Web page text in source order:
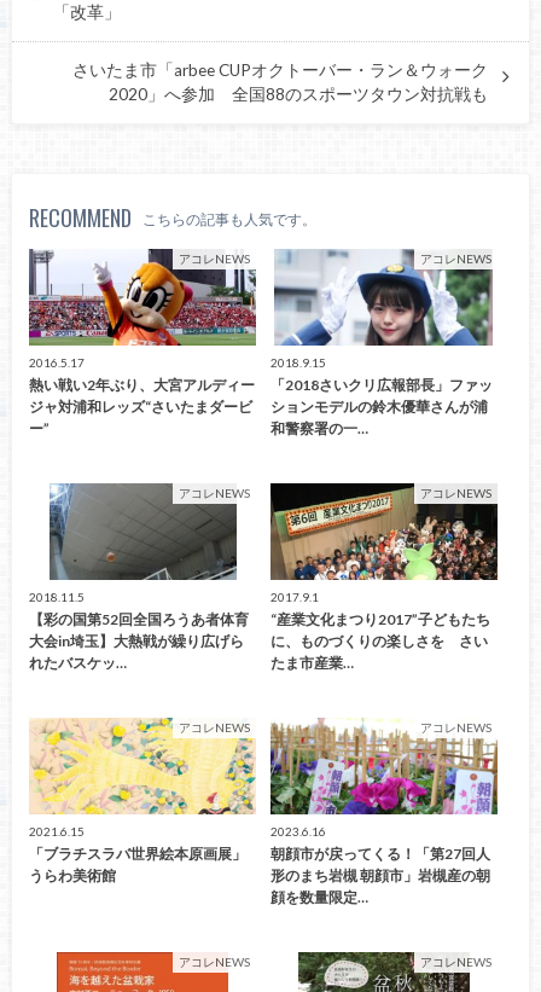
「改革」
さいたま市「arbee CUPオクトーバー・ラン＆ウォーク
2020」へ参加 全国88のスポーツタウン対抗戦も
RECOMMEND こちらの記事も人気です。
アコレNEWS
2016.5.17
熱い戦い2年ぶり、大宮アルディー
ジャ対浦和レッズ“さいたまダービ
ー”
アコレNEWS
2018.9.15
「2018さいクリ広報部長」ファッ
ションモデルの鈴木優華さんが浦
和警察署の一…
アコレNEWS
2018.11.5
【彩の国第52回全国ろうあ者体育
大会in埼玉】大熱戦が繰り広げら
れたバスケッ…
アコレNEWS
2017.9.1
“産業文化まつり2017”子どもたち
に、ものづくりの楽しさを さい
たま市産業…
アコレNEWS
2021.6.15
「ブラチスラバ世界絵本原画展」
うらわ美術館
アコレNEWS
2023.6.16
朝顔市が戻ってくる！「第27回人
形のまち岩槻 朝顔市」岩槻産の朝
顔を数量限定…
アコレNEWS アコレNEWS